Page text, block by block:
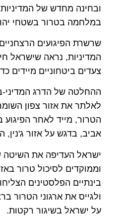
ובחינה מחדש של
במלחמה בטרור בשטחי
שרשרת הפיגועים
המדיניות, נראה שישראל
צעדים ביטחוניים מיידים
ההחלטה של הדרג המדיני-
לאלתר את אזור צפון
הטרור, מייד לאחר הפיגוע
אביב, בדגש על אזור ג'נין,
ישראל העדיפה את השיטה
וממוקדים לסיכול טרור
בינתיים הפלסטינים
ולגייס את ארגוני הטרור
על ישראל בשיגור רקטות.